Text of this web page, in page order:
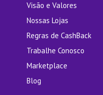
Visão e Valores
Nossas Lojas
Regras de CashBack
Trabalhe Conosco
Marketplace
Blog